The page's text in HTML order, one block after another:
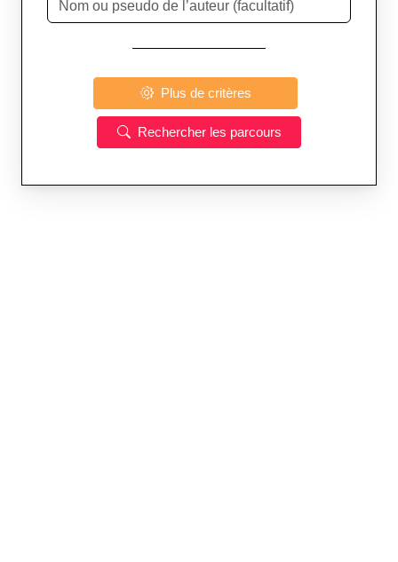
Plus de critères
Rechercher les parcours